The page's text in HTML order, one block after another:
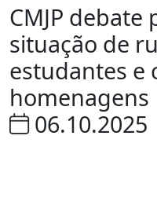
CMJP debate
situação de
estudantes e
homenagens
06.10.2025